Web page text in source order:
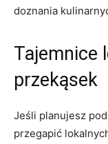
doznania
Tajemnice
przekąsek
Jeśli⁢ planujesz
przegapić